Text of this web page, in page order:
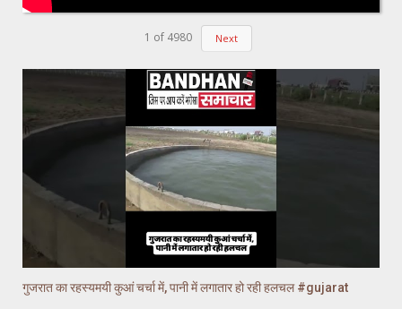
1 of 4980 Next
गुजरात का रहस्यमयी कुआं चर्चा में, पानी में लगातार हो रही हलचल #gujarat